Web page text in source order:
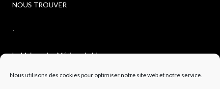
Nous utilisons des cookies pour optimiser notre site web et notre service.
NOUS TROUVER
-
La Maison des Métiers du Livre
4, avenue de l’observatoire